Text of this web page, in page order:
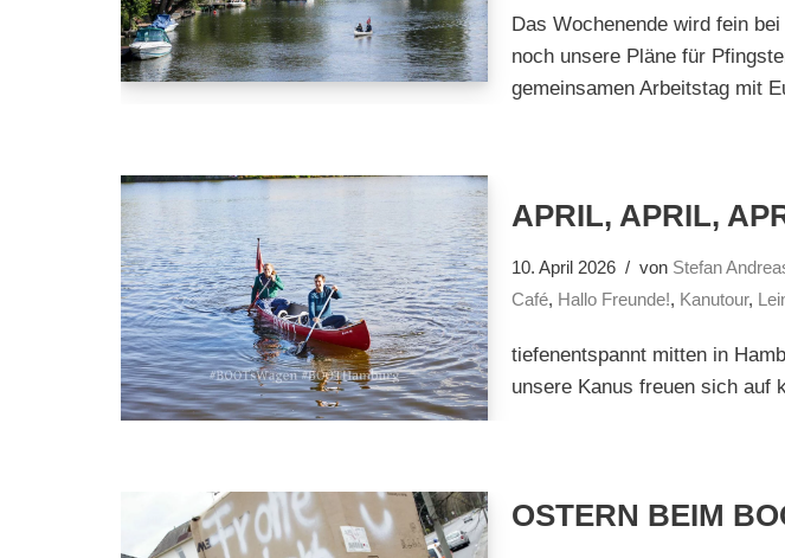
Das Wochenende wird fein
noch unsere Pläne für
gemeinsamen Arbeitstag mit
APRIL, APRIL,
10. April 2026 von Stefan
Café, Hallo Freunde!, Kanutour,
tiefenentspannt mitten in
unsere Kanus freuen sich auf
OSTERN BEIM